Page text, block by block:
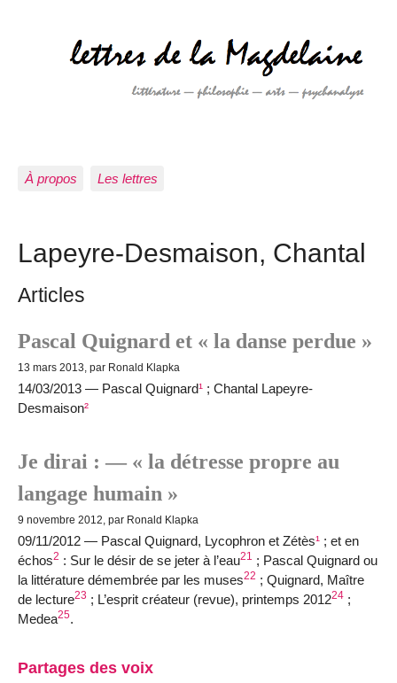
À propos Les lettres
Lapeyre-Desmaison, Chantal
Articles
Pascal Quignard et « la danse perdue »
13 mars 2013, par Ronald Klapka
14/03/2013 — Pascal Quignard¹ ; Chantal Lapeyre-
Desmaison²
Je dirai : — « la détresse propre au
langage humain »
9 novembre 2012, par Ronald Klapka
09/11/2012 — Pascal Quignard, Lycophron et Zétès¹ ; et en
échos2 : Sur le désir de se jeter à l’eau21 ; Pascal Quignard ou
la littérature démembrée par les muses22 ; Quignard, Maître
de lecture23 ; L’esprit créateur (revue), printemps 201224 ;
Medea25.
Partages des voix